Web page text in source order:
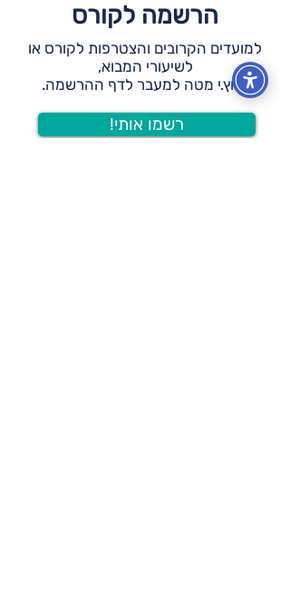
הרשמה לקורס
למועדים הקרובים והצטרפות לקורס או
לשיעורי המבוא,
לחץ.י מטה למעבר לדף ההרשמה.
!רשמו אותי